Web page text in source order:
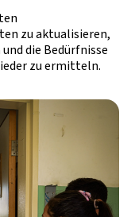
zu aktualisieren,
die Bedürfnisse
zu ermitteln.